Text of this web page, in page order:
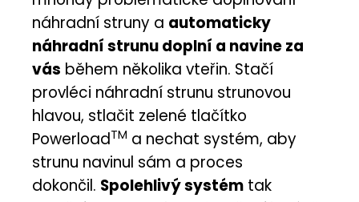
náhradní struny a automaticky
náhradní strunu doplní a navine za
vás během několika vteřin. Stačí
provléci náhradní strunu strunovou
hlavou, stlačit zelené tlačítko
PowerloadTM a nechat systém, aby
strunu navinul sám a proces
dokončil. Spolehlivý systém tak